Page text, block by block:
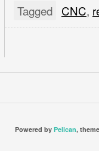
Tagged CNC,
Powered by Pelican,